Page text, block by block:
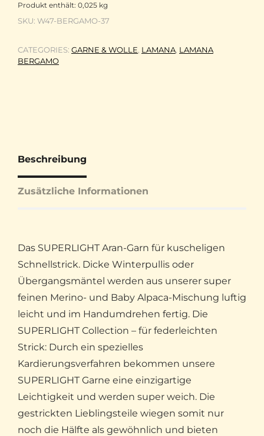
Produkt enthält: 0,025 kg
SKU: W47-BERGAMO-37
CATEGORIES: GARNE & WOLLE LAMANA LAMANA
BERGAMO
Beschreibung
Zusätzliche Informationen
Das SUPERLIGHT Aran-Garn für kuscheligen
Schnellstrick. Dicke Winterpullis oder
Übergangsmäntel werden aus unserer super
feinen Merino- und Baby Alpaca-Mischung luftig
leicht und im Handumdrehen fertig. Die
SUPERLIGHT Collection – für federleichten
Strick: Durch ein spezielles
Kardierungsverfahren bekommen unsere
SUPERLIGHT Garne eine einzigartige
Leichtigkeit und werden super weich. Die
gestrickten Lieblingsteile wiegen somit nur
noch die Hälfte als gewöhnlich und bieten